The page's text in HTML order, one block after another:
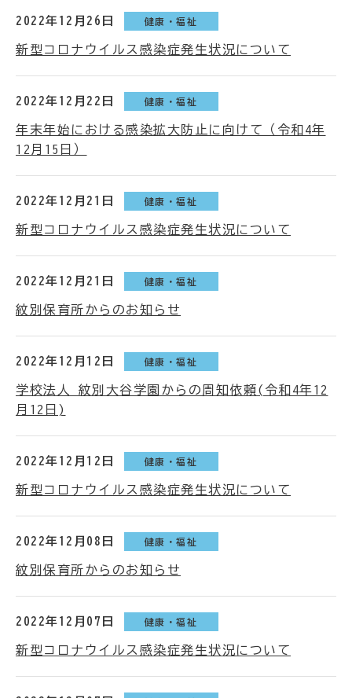
2022年12月26日 健康・福祉
新型コロナウイルス感染症発生状況について
2022年12月22日 健康・福祉
年末年始における感染拡大防止に向けて（令和4年
12月15日）
2022年12月21日 健康・福祉
新型コロナウイルス感染症発生状況について
2022年12月21日 健康・福祉
紋別保育所からのお知らせ
2022年12月12日 健康・福祉
学校法人 紋別大谷学園からの周知依頼(令和4年12
月12日)
2022年12月12日 健康・福祉
新型コロナウイルス感染症発生状況について
2022年12月08日 健康・福祉
紋別保育所からのお知らせ
2022年12月07日 健康・福祉
新型コロナウイルス感染症発生状況について